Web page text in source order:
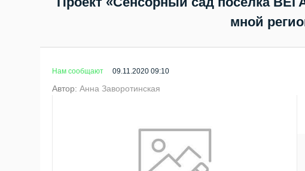
мной
Нам сообщают 09.11.2020 09:10
Автор:Анна Заворотинская